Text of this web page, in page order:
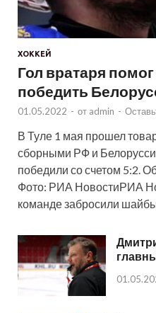
ХОККЕЙ
Гол вратаря
победить
01.05.2022 - от admin -
В Туле 1 мая прошел
сборными РФ и
победили со счетом 5:2.
Фото: РИА НовостиРИА
команде забросили шайбы